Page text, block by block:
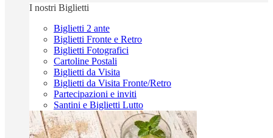
I nostri Biglietti
Biglietti 2 ante
Biglietti Fronte e Retro
Biglietti Fotografici
Cartoline Postali
Biglietti da Visita
Biglietti da Visita Fronte/Retro
Partecipazioni e inviti
Santini e Biglietti Lutto